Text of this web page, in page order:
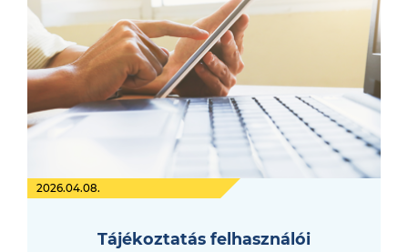
2026.04.08.
Tájékoztatás felhasználói